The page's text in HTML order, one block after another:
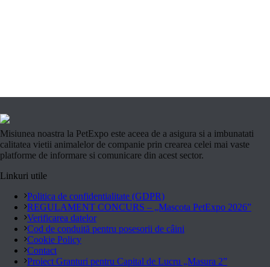
Misiunea noastra la PetExpo este aceea de a asigura si a imbunatati
calitatea vietii animalelor de companie prin crearea celei mai vaste
platforme de informare si comunicare din acest sector.
Linkuri utile
Politica de confidentialitate (GDPR)
REGULAMENT CONCURS – „Mascota PetExpo 2026”
Verificarea datelor
Cod de conduită pentru posesorii de câini
Cookie Policy
Contact
Proiect Granturi pentru Capital de Lucru „Masura 2”